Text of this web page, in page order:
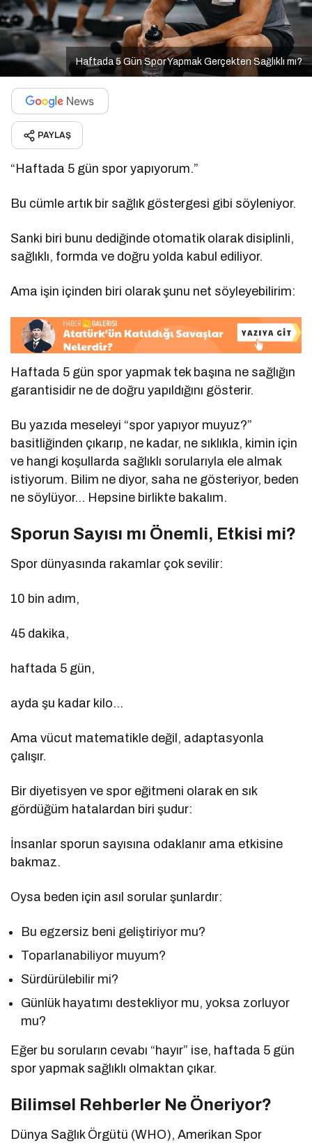
Haftada 5 Gün Spor Yapmak Gerçekten Sağlıklı mı?
PAYLAŞ
“Haftada 5 gün spor yapıyorum.”
Bu cümle artık bir sağlık göstergesi gibi söyleniyor.
Sanki biri bunu dediğinde otomatik olarak disiplinli,
sağlıklı, formda ve doğru yolda kabul ediliyor.
Ama işin içinden biri olarak şunu net söyleyebilirim:
Haftada 5 gün spor yapmak tek başına ne sağlığın
garantisidir ne de doğru yapıldığını gösterir.
Bu yazıda meseleyi “spor yapıyor muyuz?”
basitliğinden çıkarıp, ne kadar, ne sıklıkla, kimin için
ve hangi koşullarda sağlıklı sorularıyla ele almak
istiyorum. Bilim ne diyor, saha ne gösteriyor, beden
ne söylüyor… Hepsine birlikte bakalım.
Sporun Sayısı mı Önemli, Etkisi mi?
Spor dünyasında rakamlar çok sevilir:
10 bin adım,
45 dakika,
haftada 5 gün,
ayda şu kadar kilo…
Ama vücut matematikle değil, adaptasyonla
çalışır.
Bir diyetisyen ve spor eğitmeni olarak en sık
gördüğüm hatalardan biri şudur:
İnsanlar sporun sayısına odaklanır ama etkisine
bakmaz.
Oysa beden için asıl sorular şunlardır:
Bu egzersiz beni geliştiriyor mu?
Toparlanabiliyor muyum?
Sürdürülebilir mi?
Günlük hayatımı destekliyor mu, yoksa zorluyor
mu?
Eğer bu soruların cevabı “hayır” ise, haftada 5 gün
spor yapmak sağlıklı olmaktan çıkar.
Bilimsel Rehberler Ne Öneriyor?
Dünya Sağlık Örgütü (WHO), Amerikan Spor